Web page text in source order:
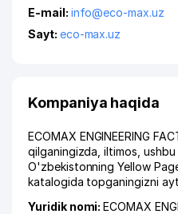
E-mail: info@eco-max.uz
Sayt: eco-max.uz
Kompaniya haqida
ECOMAX ENGINEERING
qilganingizda, iltimos,
O'zbekistonning Yellow
katalogida topganingizni
Yuridik nomi:ECOMAX